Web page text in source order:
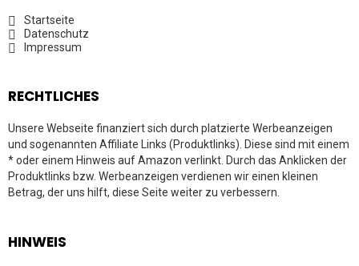
Startseite
Datenschutz
Impressum
RECHTLICHES
Unsere Webseite finanziert sich durch platzierte Werbeanzeigen
und sogenannten Affiliate Links (Produktlinks). Diese sind mit einem
* oder einem Hinweis auf Amazon verlinkt. Durch das Anklicken der
Produktlinks bzw. Werbeanzeigen verdienen wir einen kleinen
Betrag, der uns hilft, diese Seite weiter zu verbessern.
HINWEIS